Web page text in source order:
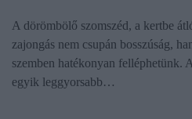
A dörömbölő szomszéd, a kertbe
zajongás nem csupán bosszúság,
szemben hatékonyan felléphetünk.
egyik leggyorsabb…